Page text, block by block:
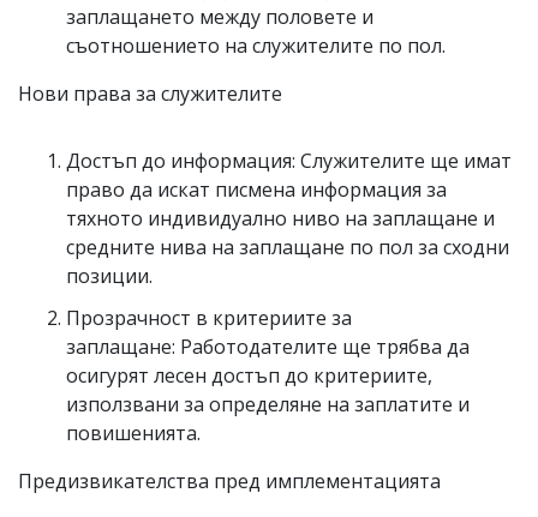
заплащането между половете и
съотношението на служителите по пол.
Нови права за служителите
Достъп до информация: Служителите ще имат
право да искат писмена информация за
тяхното индивидуално ниво на заплащане и
средните нива на заплащане по пол за сходни
позиции.
Прозрачност в критериите за
заплащане: Работодателите ще трябва да
осигурят лесен достъп до критериите,
използвани за определяне на заплатите и
повишенията.
Предизвикателства пред имплементацията